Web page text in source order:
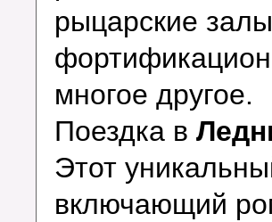
рыцарские
многое другое.
Поездка в
Этот
включающий